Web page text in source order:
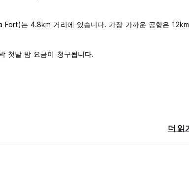
는 4.8km 거리에 있습니다. 가장 가까운 공항은
첫날 밤 요금이 청구됩니다.
더 읽